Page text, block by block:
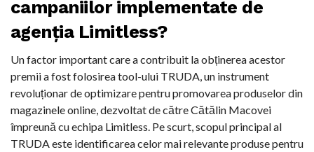
campaniilor implementate de
agenția Limitless?
Un factor important care a contribuit la obținerea acestor
premii a fost folosirea tool-ului TRUDA, un instrument
revoluționar de optimizare pentru promovarea produselor din
magazinele online, dezvoltat de către Cătălin Macovei
împreună cu echipa Limitless. Pe scurt, scopul principal al
TRUDA este identificarea celor mai relevante produse pentru